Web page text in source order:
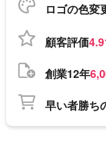
ロゴの色変
顧客評価
創業12年
早い者勝ち